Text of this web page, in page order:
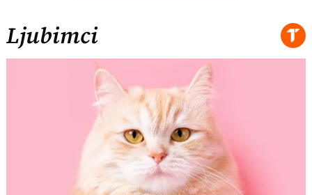
Ljubimci